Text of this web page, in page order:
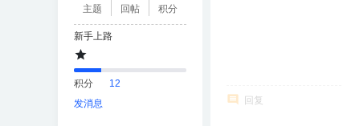
主题 回帖 积分
新手上路
积分
12
发消息
回复